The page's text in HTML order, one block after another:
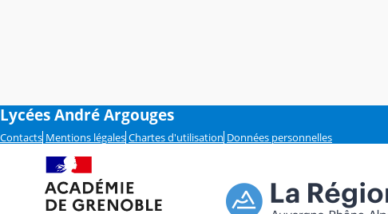
Lycées André Argouges
Contacts Mentions légales Chartes d'utilisation Données personnelles